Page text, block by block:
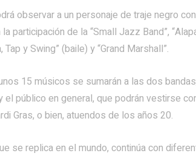
observar a un personaje de traje negro
participación de la “Small Jazz Band”,
Tap y Swing” (baile) y “Grand Marshall”.
15 músicos se sumarán a las dos
el público en general, que podrán vestirse
Gras, o bien, atuendos de los años 20.
se replica en el mundo, continúa con